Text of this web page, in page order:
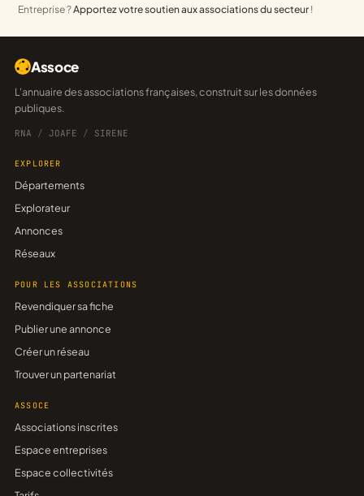
Entreprise ?Apportez votre soutien aux associations du secteur !
Assoce
L'annuaire des associations françaises, construit sur les données
publiques.
RNA / JOAFE / SIRENE
EXPLORER
Départements
Explorateur
Annonces
Réseaux
POUR LES ASSOCIATIONS
Revendiquer sa fiche
Publier une annonce
Créer un réseau
Trouver un partenariat
ASSOCE
Associations inscrites
Espace entreprises
Espace collectivités